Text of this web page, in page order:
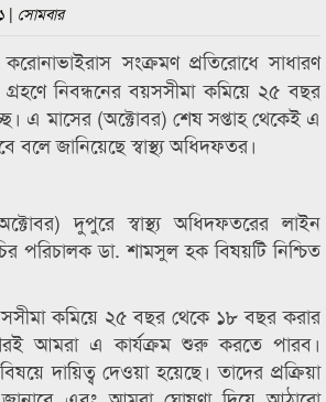
| সোমবার
করোনাভাইরাস সংক্রমণ প্রতিরোধে সাধারণ
নিবন্ধনের বয়সসীমা কমিয়ে ২৫ বছর
এ মাসের (অক্টোবর) শেষ সপ্তাহ থেকেই এ
বলে জানিয়েছে স্বাস্থ্য অধিদফতর।
দুপুরে স্বাস্থ্য অধিদফতরের লাইন
পরিচালক ডা. শামসুল হক বিষয়টি নিশ্চিত
কমিয়ে ২৫ বছর থেকে ১৮ বছর করার
আমরা এ কার্যক্রম শুরু করতে পারব।
দায়িত্ব দেওয়া হয়েছে। তাদের প্রক্রিয়া